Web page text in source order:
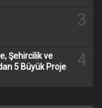
3
Şehircilik ve
5 Büyük Proje
4